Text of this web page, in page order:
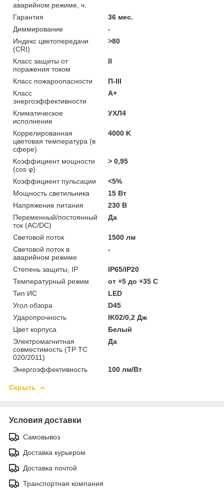
аварийном режиме, ч.
Гарантия
36 мес.
Диммирование
-
Индекс цветопередачи
(CRI)
>80
Класс защиты от
поражения током
II
Класс пожароопасности
П-ІІІ
Класс
энергоэффективности
A+
Климатическое
исполнение
УХЛ4
Коррелированная
цветовая температура (в
сфере)
4000 K
Коэффициент мощности
(cos φ)
> 0,95
Коэффициент пульсации
<5%
Мощность светильника
15 Вт
Напряжение питания
230 В
Переменный/постоянный
ток (AC/DC)
Да
Световой поток
1500 лм
Световой поток в
аварийном режиме
-
Степень защиты, IP
IP65/IP20
Температурный режим
от +5 до +35 C
Тип ИС
LED
Угол обзора
D45
Ударопрочность
IK02/0,2 Дж
Цвет корпуса
Белый
Электромагнитная
совместимость (ТР ТС
020/2011)
Да
Энергоэффективность 100 лм/Вт
Скрыть
Условия доставки
Самовывоз
Доставка курьером
Доставка почтой
Транспортная компания